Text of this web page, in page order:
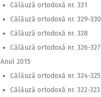
Călăuză ortodoxă nr. 331
Călăuză ortodoxă nr. 329-330
Călăuză ortodoxă nr. 328
Călăuză ortodoxă nr. 326-327
Anul 2015
Călăuză ortodoxă nr. 324-325
Călăuză ortodoxă nr. 322-323